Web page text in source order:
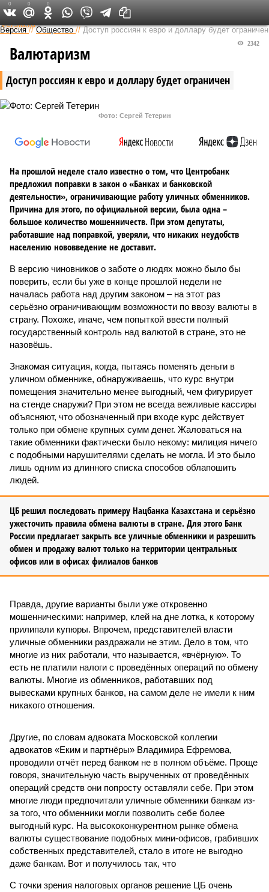
Федеральный выпуск
Версия //Общество //Доступ россиян к евро и доллару будет ограничен
Доступ россиян к евро и доллару будет ограничен
2342
Валютаризм
Фото: Сергей Тетерин
На прошлой неделе стало известно о том, что Центробанк
предложил поправки в закон о «Банках и банковской
деятельности», ограничивающие работу уличных обменников.
Причина для этого, по официальной версии, была одна –
большое количество мошенничеств. При этом депутаты,
работавшие над поправкой, уверяли, что никаких неудобств
населению нововведение не доставит.
В версию чиновников о заботе о людях можно было бы
поверить, если бы уже в конце прошлой недели не
началась работа над другим законом – на этот раз
серьёзно ограничивающим возможности по ввозу валюты в
страну. Похоже, иначе, чем попыткой ввести полный
государственный контроль над валютой в стране, это не
назовёшь.
Знакомая ситуация, когда, пытаясь поменять деньги в
уличном обменнике, обнаруживаешь, что курс внутри
помещения значительно менее выгодный, чем фигурирует
на стенде снаружи? При этом не всегда вежливые кассиры
объясняют, что обозначенный при входе курс действует
только при обмене крупных сумм денег. Жаловаться на
такие обменники фактически было некому: милиция ничего
с подобными нарушителями сделать не могла. И это было
лишь одним из длинного списка способов облапошить
людей.
ЦБ решил последовать примеру Нацбанка Казахстана и серьёзно
ужесточить правила обмена валюты в стране. Для этого Банк
России предлагает закрыть все уличные обменники и разрешить
обмен и продажу валют только на территории центральных
офисов или в офисах филиалов банков
Правда, другие варианты были уже откровенно
мошенническими: например, клей на дне лотка, к которому
прилипали купюры. Впрочем, представителей власти
уличные обменники раздражали не этим. Дело в том, что
многие из них работали, что называется, «вчёрную». То
есть не платили налоги с проведённых операций по обмену
валюты. Многие из обменников, работавших под
вывесками крупных банков, на самом деле не имели к ним
никакого отношения.
Другие, по словам адвоката Московской коллегии
адвокатов «Еким и партнёры» Владимира Ефремова,
проводили отчёт перед банком не в полном объёме. Проще
говоря, значительную часть вырученных от проведённых
операций средств они попросту оставляли себе. При этом
многие люди предпочитали уличные обменники банкам из-
за того, что обменники могли позволить себе более
выгодный курс. На высококонкурентном рынке обмена
валюты существование подобных мини-офисов, грабивших
собственных представителей, стало в итоге не выгодно
даже банкам. Вот и получилось так, что
С точки зрения налоговых органов решение ЦБ очень
0 0 0